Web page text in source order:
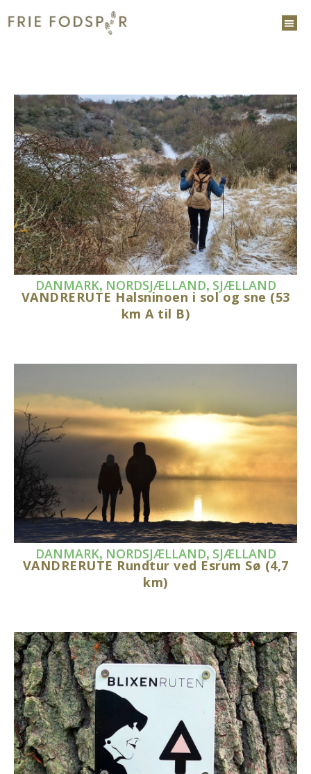
DANMARK, NORDSJÆLLAND, SJÆLLAND
VANDRERUTE Halsninoen i sol og sne (53
km A til B)
DANMARK, NORDSJÆLLAND, SJÆLLAND
VANDRERUTE Rundtur ved Esrum Sø (4,7
km)